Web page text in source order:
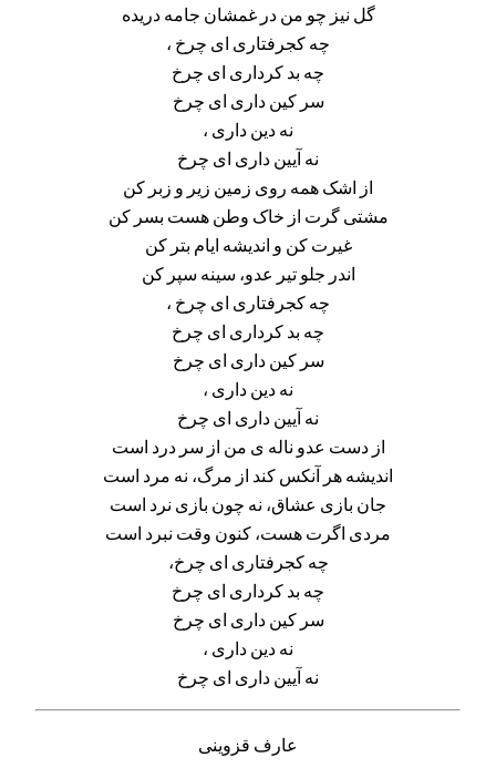
گل نیز چو من در غمشان جامه دریده
چه کجرفتاری ای چرخ ،
چه بد کرداری ای چرخ
سر کین داری ای چرخ
نه دین داری ،
نه آیین داری ای چرخ
از اشک همه روی زمین زیر و زبر کن
مشتی گرت از خاک وطن هست بسر کن
غیرت کن و اندیشه ایام بتر کن
اندر جلو تیر عدو، سینه سپر کن
چه کجرفتاری ای چرخ ،
چه بد کرداری ای چرخ
سر کین داری ای چرخ
نه دین داری ،
نه آیین داری ای چرخ
از دست عدو ناله ی من از سر درد است
اندیشه هر آنکس کند از مرگ، نه مرد است
جان بازی عشاق، نه چون بازی نرد است
مردی اگرت هست، کنون وقت نبرد است
چه کجرفتاری ای چرخ،
چه بد کرداری ای چرخ
سر کین داری ای چرخ
نه دین داری ،
نه آیین داری ای چرخ
عارف قزوینی